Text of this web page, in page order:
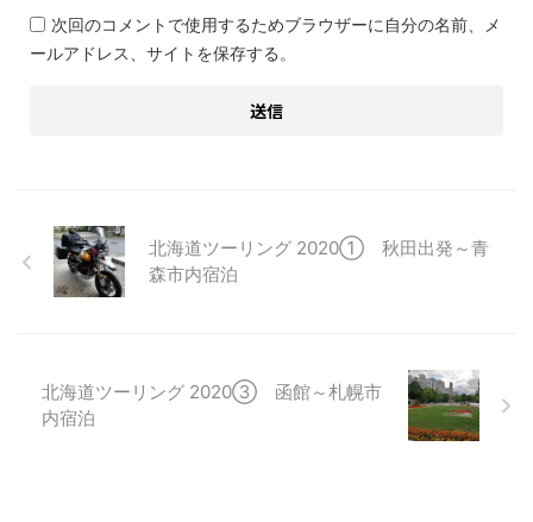
次回のコメントで使用するためブラウザーに自分の名前、メ
ールアドレス、サイトを保存する。
北海道ツーリング 2020① 秋田出発～青
森市内宿泊
北海道ツーリング 2020③ 函館～札幌市
内宿泊